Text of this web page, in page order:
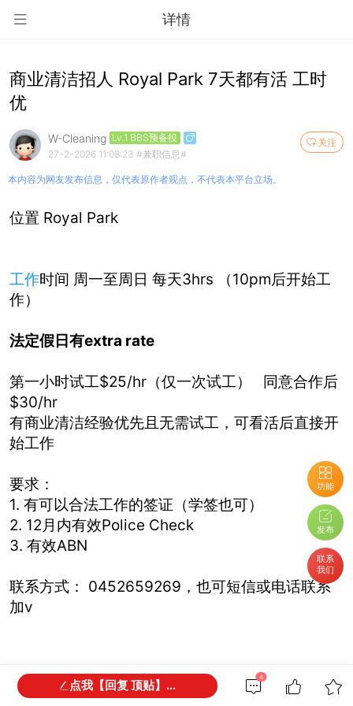
详情
功能
发布
联系
我们
商业清洁招人 Royal Park 7天都有活 工时
优
关注
W-Cleaning Lv.1 BBS预备役
27-2-2026 11:08:23 #兼职信息#
本内容为网友发布信息，仅代表原作者观点，不代表本平台立场。
位置 Royal Park
工作时间 周一至周日 每天3hrs （10pm后开始工
作）
法定假日有extra rate
第一小时试工$25/hr（仅一次试工） 同意合作后
$30/hr
有商业清洁经验优先且无需试工，可看活后直接开
始工作
要求：
1. 有可以合法工作的签证（学签也可）
2. 12月内有效Police Check
3. 有效ABN
联系方式： 0452659269，也可短信或电话联系
加v
BBS提醒: 请避免提前支付订金、押金等任何费用，请与对方当面沟通，
确认资质并看清条款。谨防上当受骗。
4
点我【回复 顶贴】...